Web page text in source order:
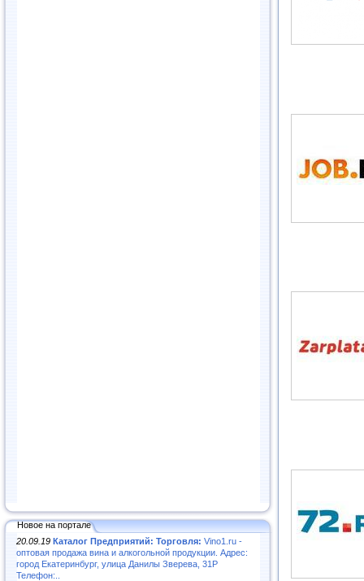
Новое на портале
20.09.19 Каталог Предприятий: Торговля: Vino1.ru -
оптовая продажа вина и алкогольной продукции. Адрес:
город Екатеринбург, улица Данилы Зверева, 31Р
Телефон:..